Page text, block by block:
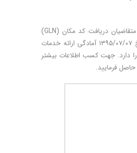
بدینوسیله به اطلاع کلیه متقاضیان دریافت کد مکان (GLN)
می‏ رساند این مرکز از تاریخ ۱۳۹۵/۰۷/۰۷ آمادگی ارائه خدمات
مربوط به دریافت کد GLN را دارد. جهت کسب اطلاعات بیشتر